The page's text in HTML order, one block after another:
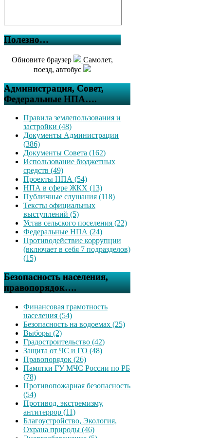
Полезно…
Обновите браузер
Самолет,
поезд, автобус
Администрация, Совет,
Федеральные НПА….
Правила землепользования и
застройки (48)
Документы Администрации
(386)
Документы Совета (162)
Использование бюджетных
средств (49)
Проекты НПА (54)
НПА в сфере ЖКХ (13)
Публичные слушания (118)
Тексты официальных
выступлений (5)
Устав сельского поселения (22)
Федеральные НПА (24)
Противодействие коррупции
(включает в себя 7 подразделов)
(15)
Безопасность населения,
правопорядок….
Финансовая грамотность
населения (54)
Безопасность на водоемах (25)
Выборы (2)
Градостроительство (42)
Защита от ЧС и ГО (48)
Правопорядок (26)
Памятки ГУ МЧС России по РБ
(78)
Противопожарная безопасность
(54)
Противод. экстремизму,
антитеррор (11)
Благоустройство, Экология,
Охрана природы (46)